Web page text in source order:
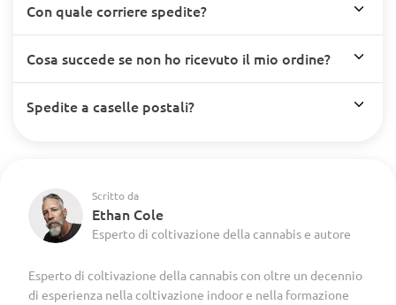
Con quale corriere spedite?
Cosa succede se non ho ricevuto il mio ordine?
Spedite a caselle postali?
Scritto da
Ethan Cole
Esperto di coltivazione della cannabis e autore
Esperto di coltivazione della cannabis con oltre un decennio
di esperienza nella coltivazione indoor e nella formazione